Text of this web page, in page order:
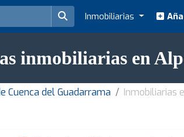
Inmobiliarias
inmobiliarias en
Cuenca del Guadarrama Inmobiliarias